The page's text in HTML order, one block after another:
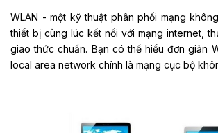
WLAN - một kỹ thuật phân phối mạng
thiết bị cùng lúc kết nối với mạng internet,
giao thức chuẩn. Bạn có thể hiểu đơn giản
local area network chính là mạng cục bộ